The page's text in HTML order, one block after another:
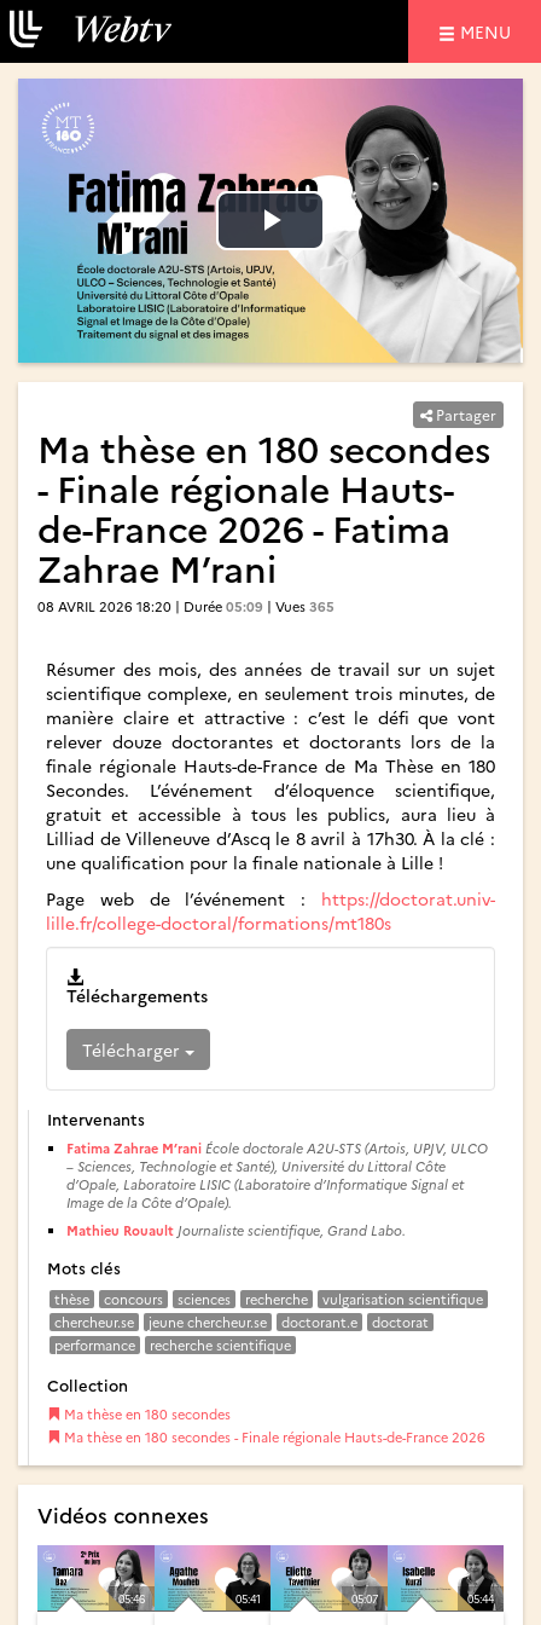
MENU
Lire
la
vidéo
Lire
la
vidéo
Partager
Ma thèse en 180 secondes
- Finale régionale Hauts-
de-France 2026 - Fatima
Zahrae M’rani
08 AVRIL 2026 18:20 | Durée 05:09 | Vues 365
Résumer des mois, des années de travail sur un sujet
scientifique complexe, en seulement trois minutes, de
manière claire et attractive : c’est le défi que vont
relever douze doctorantes et doctorants lors de la
finale régionale Hauts-de-France de Ma Thèse en 180
Secondes. L’événement d’éloquence scientifique,
gratuit et accessible à tous les publics, aura lieu à
Lilliad de Villeneuve d’Ascq le 8 avril à 17h30. À la clé :
une qualification pour la finale nationale à Lille !
Page web de l’événement : https://doctorat.univ-
lille.fr/college-doctoral/formations/mt180s
Téléchargements
Télécharger
Intervenants
Fatima Zahrae M’rani École doctorale A2U-STS (Artois, UPJV, ULCO
– Sciences, Technologie et Santé), Université du Littoral Côte
d’Opale, Laboratoire LISIC (Laboratoire d’Informatique Signal et
Image de la Côte d’Opale).
Mathieu Rouault Journaliste scientifique, Grand Labo.
Mots clés
thèse concours sciences recherche
vulgarisation scientifique
chercheur.se
jeune chercheur.se doctorant.e
doctorat
performance
recherche scientifique
Collection
Ma thèse en 180 secondes
Ma thèse en 180 secondes - Finale régionale Hauts-de-France 2026
Vidéos connexes
05:46 05:41 05:07 05:44